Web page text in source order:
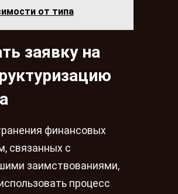
от типа
заявку на
финансовых
связанных с
заимствованиями,
процесс